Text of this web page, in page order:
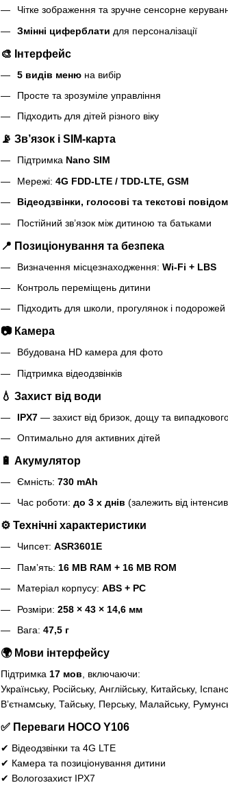
Чітке зображення та зручне сенсорне
Змінні циферблати для персоналізації
🎨 Інтерфейс
5 видів менюна вибір
Просте та зрозуміле управління
Підходить для дітей різного віку
📡 Зв’язок і SIM-карта
Підтримка Nano SIM
Мережі: 4G FDD-LTE / TDD-LTE, GSM
Відеодзвінки, голосові та текстові
Постійний зв’язок між дитиною та батьками
📍 Позиціонування та безпека
Визначення місцезнаходження: Wi-Fi + LBS
Контроль переміщень дитини
Підходить для школи, прогулянок і подорожей
📷 Камера
Вбудована HD камера для фото
Підтримка відеодзвінків
💧 Захист від води
IPX7— захист від бризок, дощу та
Оптимально для активних дітей
🔋 Акумулятор
Ємність: 730 mAh
Час роботи: до 3 х днів (залежить від
⚙️ Технічні характеристики
Чипсет: ASR3601E
Памʼять: 16 MB RAM + 16 MB ROM
Матеріал корпусу: ABS + PC
Розміри: 258 × 43 × 14,6 мм
Вага: 47,5 г
🌍 Мови інтерфейсу
Підтримка 17 мов , включаючи:
Українську, Російську, Англійську, Китайську,
Вʼєтнамську, Тайську, Перську, Малайську,
✅ Переваги HOCO Y106
✔ Відеодзвінки та 4G LTE
✔ Камера та позиціонування дитини
✔ Вологозахист IPX7